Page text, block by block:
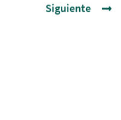
Siguiente